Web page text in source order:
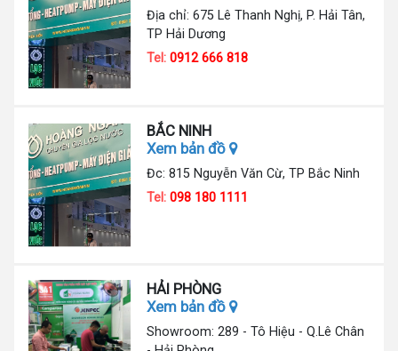
Địa chỉ: 675 Lê Thanh Nghị, P. Hải Tân,
TP Hải Dương
Tel:0912 666 818
BẮC NINH
Xem bản đồ
Đc: 815 Nguyễn Văn Cừ, TP Bắc Ninh
Tel:098 180 1111
HẢI PHÒNG
Xem bản đồ
Showroom: 289 - Tô Hiệu - Q.Lê Chân